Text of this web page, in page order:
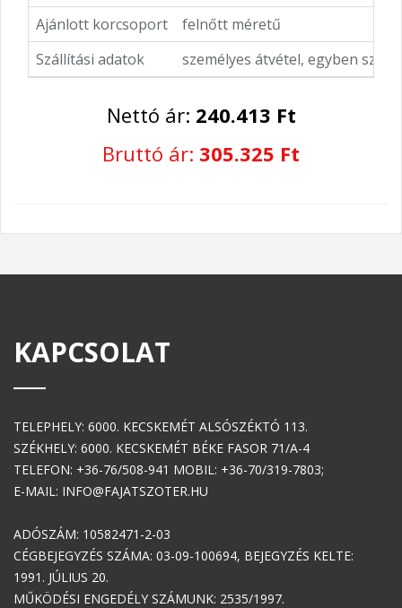
Ajánlott korcsoport
felnőtt méretű
Szállítási adatok
személyes átvétel, egyben
Nettó ár: 240.413 Ft
Bruttó ár: 305.325 Ft
KAPCSOLAT
TELEPHELY: 6000. KECSKEMÉT ALSÓSZÉKTÓ 113.
SZÉKHELY: 6000. KECSKEMÉT BÉKE FASOR 71/A-4
TELEFON: +36-76/508-941 MOBIL: +36-70/319-7803;
E-MAIL: INFO@FAJATSZOTER.HU
ADÓSZÁM: 10582471-2-03
CÉGBEJEGYZÉS SZÁMA: 03-09-100694, BEJEGYZÉS KELTE:
1991. JÚLIUS 20.
MŰKÖDÉSI ENGEDÉLY SZÁMUNK: 2535/1997.